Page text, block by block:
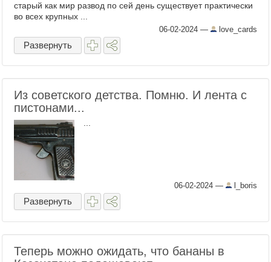
старый как мир развод по сей день существует практически
во всех крупных ...
06-02-2024 — love_cards
Развернуть
Из советского детства. Помню. И лента с
пистонами...
06-02-2024 — l_boris
Развернуть
Теперь можно ожидать, что бананы в